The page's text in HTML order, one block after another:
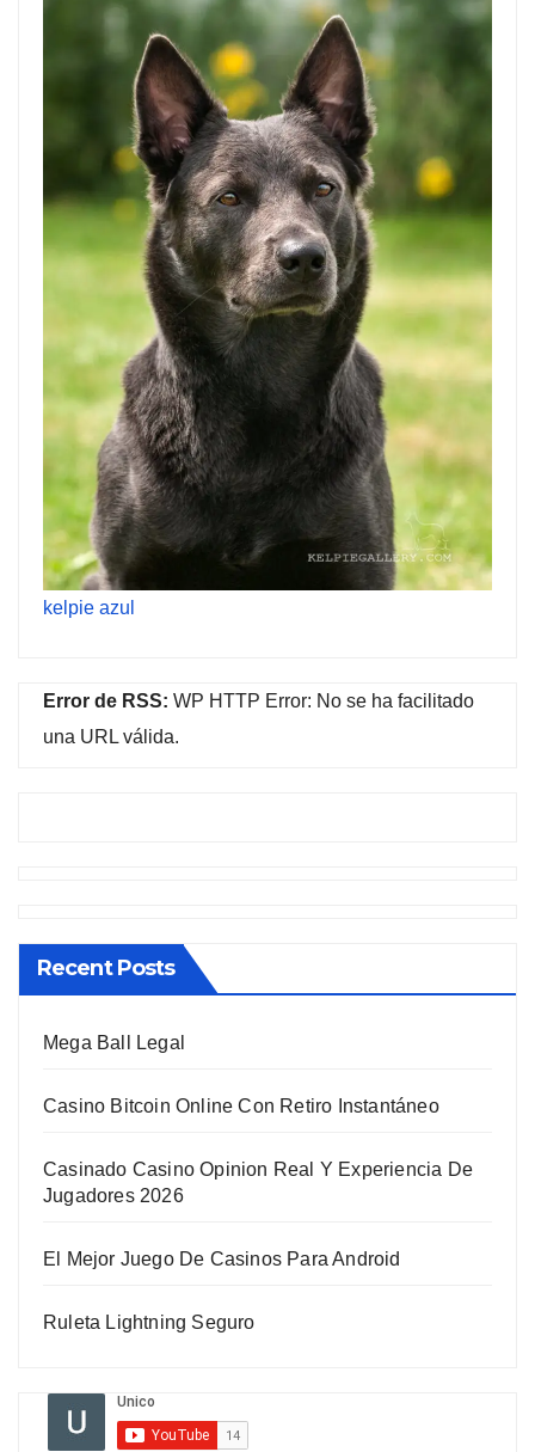
kelpie azul
Error de RSS: WP HTTP Error: No se ha facilitado
una URL válida.
Recent Posts
Mega Ball Legal
Casino Bitcoin Online Con Retiro Instantáneo
Casinado Casino Opinion Real Y Experiencia De
Jugadores 2026
El Mejor Juego De Casinos Para Android
Ruleta Lightning Seguro